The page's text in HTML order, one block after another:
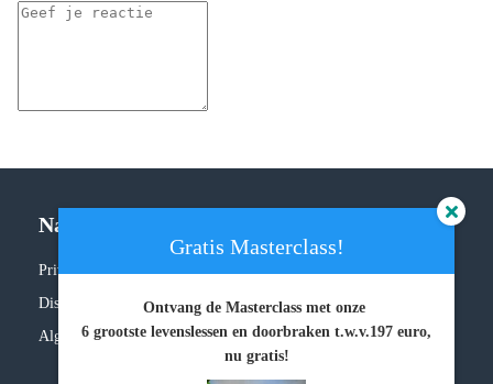
Navigatie
Privacy policy
Disclaimer
Algemene voorwaarden
Gratis Masterclass!
Ontvang de Masterclass met onze
6 grootste levenslessen en doorbraken t.w.v.197 euro,
nu gratis!